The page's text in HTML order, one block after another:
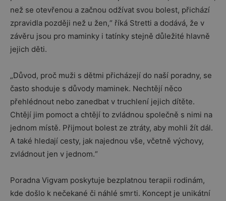
než se otevřenou a začnou odžívat svou bolest, přichází
zpravidla později než u žen,“ říká Stretti a dodává, že v
závěru jsou pro maminky i tatínky stejně důležité hlavně
jejich děti.
„Důvod, proč muži s dětmi přicházejí do naší poradny, se
často shoduje s důvody maminek. Nechtějí něco
přehlédnout nebo zanedbat v truchlení jejich dítěte.
Chtějí jim pomoct a chtějí to zvládnou společně s nimi na
jednom místě. Přijmout bolest ze ztráty, aby mohli žít dál.
A také hledají cesty, jak najednou vše, včetně výchovy,
zvládnout jen v jednom.“
Poradna Vigvam poskytuje bezplatnou terapii rodinám,
kde došlo k nečekané či náhlé smrti. Koncept je unikátní